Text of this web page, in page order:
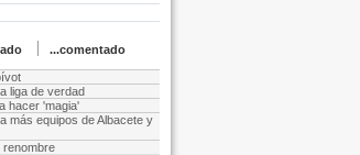
...comentado
liga de verdad
hacer 'magia'
más equipos de Albacete y
renombre